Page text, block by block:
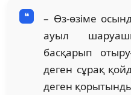
– Өз-өзіме
ауыл
басқарып
деген сұрақ
деген